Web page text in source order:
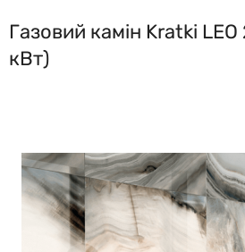
Газовий камін Kratki LEO
кВт)